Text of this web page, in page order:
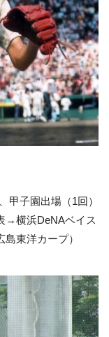
甲子園出場（1回）
→横浜DeNAベイス
東洋カープ）